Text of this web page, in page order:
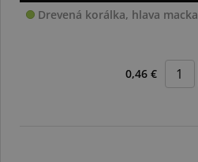
Drevená korálka, hlava macka
0,46 €